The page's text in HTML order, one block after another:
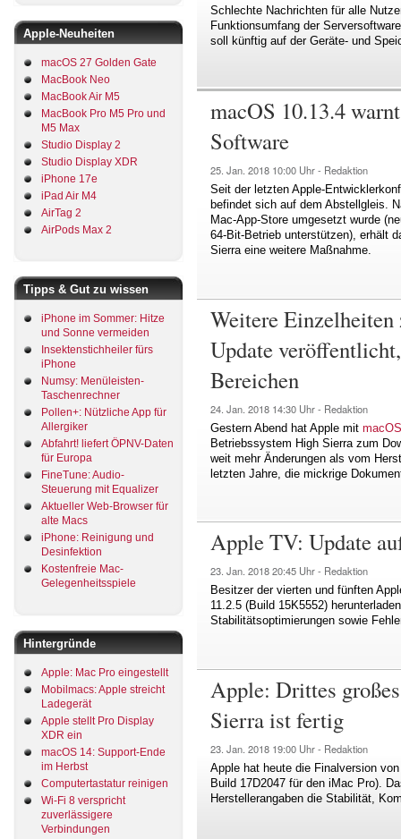
Apple-Neuheiten
macOS 27 Golden Gate
MacBook Neo
MacBook Air M5
MacBook Pro M5 Pro und
M5 Max
Studio Display 2
Studio Display XDR
iPhone 17e
iPad Air M4
AirTag 2
AirPods Max 2
Tipps & Gut zu wissen
iPhone im Sommer: Hitze
und Sonne vermeiden
Insektenstichheiler fürs
iPhone
Numsy: Menüleisten-
Taschenrechner
Pollen+: Nützliche App für
Allergiker
Abfahrt! liefert ÖPNV-Daten
für Europa
FineTune: Audio-
Steuerung mit Equalizer
Aktueller Web-Browser für
alte Macs
iPhone: Reinigung und
Desinfektion
Kostenfreie Mac-
Gelegenheitsspiele
Hintergründe
Apple: Mac Pro eingestellt
Mobilmacs: Apple streicht
Ladegerät
Apple stellt Pro Display
XDR ein
macOS 14: Support-Ende
im Herbst
Computertastatur reinigen
Wi-Fi 8 verspricht
zuverlässigere
Verbindungen
Schlechte Nachrichten für alle
Funktionsumfang der
soll künftig auf der Geräte- und
macOS 10.13.4
Software
25. Jan. 2018 10:00 Uhr - Redaktion
Seit der letzten Apple-
befindet sich auf dem Abstellgleis.
Mac-App-Store umgesetzt wurde
64-Bit-Betrieb unterstützen), erhält
Sierra eine weitere Maßnahme.
Weitere
Update
Bereichen
24. Jan. 2018 14:30 Uhr - Redaktion
Gestern Abend hat Apple mit
Betriebssystem High Sierra zum
weit mehr Änderungen als vom
letzten Jahre, die mickrige
Apple TV: Update
23. Jan. 201820:45 Uhr - Redaktion
Besitzer der vierten und fünften
11.2.5 (Build 15K5552)
Stabilitätsoptimierungen sowie
Apple: Drittes
Sierra ist fertig
23. Jan. 2018 19:00 Uhr - Redaktion
Apple hat heute die Finalversion
Build 17D2047 für den iMac Pro).
Herstellerangaben die Stabilität,